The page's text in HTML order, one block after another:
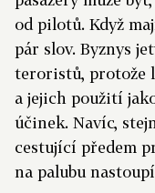
od pilotů. Když
pár slov. Byznys
teroristů, protože
a jejich použití
účinek. Navíc,
cestující předem
na palubu